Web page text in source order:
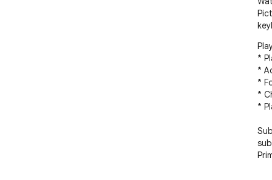
*
*
*
*
*